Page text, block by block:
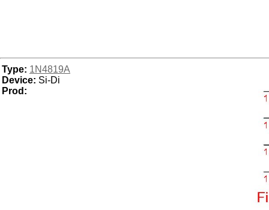
Type: 1N4819A
Device: Si-Di
Prod: